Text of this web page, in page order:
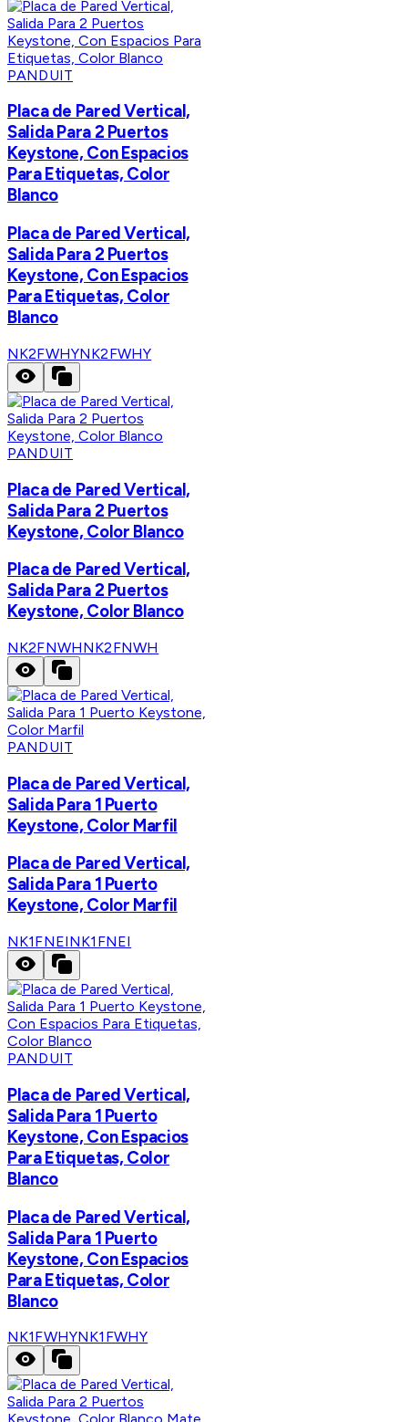
PANDUIT
Placa de Pared Vertical,
Salida Para 2 Puertos
Keystone, Con Espacios
Para Etiquetas, Color
Blanco
Placa de Pared Vertical,
Salida Para 2 Puertos
Keystone, Con Espacios
Para Etiquetas, Color
Blanco
NK2FWHYNK2FWHY
PANDUIT
Placa de Pared Vertical,
Salida Para 2 Puertos
Keystone, Color Blanco
Placa de Pared Vertical,
Salida Para 2 Puertos
Keystone, Color Blanco
NK2FNWHNK2FNWH
PANDUIT
Placa de Pared Vertical,
Salida Para 1 Puerto
Keystone, Color Marfil
Placa de Pared Vertical,
Salida Para 1 Puerto
Keystone, Color Marfil
NK1FNEINK1FNEI
PANDUIT
Placa de Pared Vertical,
Salida Para 1 Puerto
Keystone, Con Espacios
Para Etiquetas, Color
Blanco
Placa de Pared Vertical,
Salida Para 1 Puerto
Keystone, Con Espacios
Para Etiquetas, Color
Blanco
NK1FWHYNK1FWHY